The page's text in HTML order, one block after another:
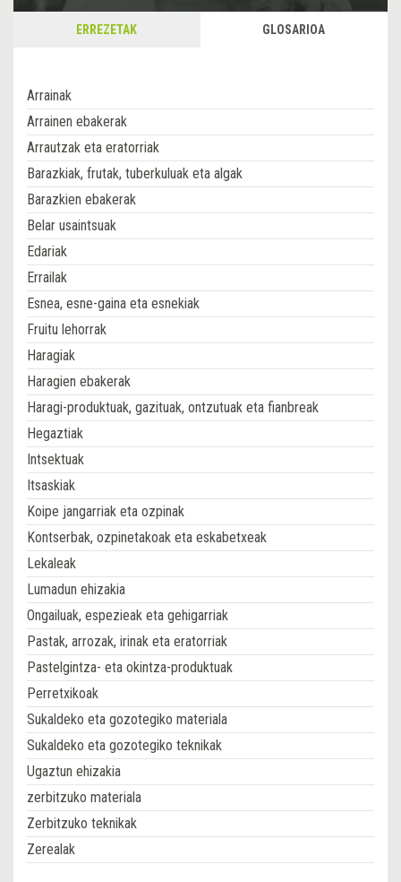
ERREZETAK GLOSARIOA
Arrainak
Arrainen ebakerak
Arrautzak eta eratorriak
Barazkiak, frutak, tuberkuluak eta algak
Barazkien ebakerak
Belar usaintsuak
Edariak
Errailak
Esnea, esne-gaina eta esnekiak
Fruitu lehorrak
Haragiak
Haragien ebakerak
Haragi-produktuak, gazituak, ontzutuak eta fianbreak
Hegaztiak
Intsektuak
Itsaskiak
Koipe jangarriak eta ozpinak
Kontserbak, ozpinetakoak eta eskabetxeak
Lekaleak
Lumadun ehizakia
Ongailuak, espezieak eta gehigarriak
Pastak, arrozak, irinak eta eratorriak
Pastelgintza- eta okintza-produktuak
Perretxikoak
Sukaldeko eta gozotegiko materiala
Sukaldeko eta gozotegiko teknikak
Ugaztun ehizakia
zerbitzuko materiala
Zerbitzuko teknikak
Zerealak